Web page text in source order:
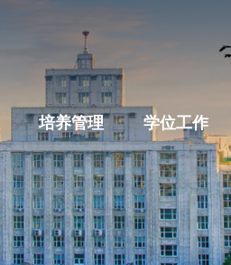
培养管理 学位工作